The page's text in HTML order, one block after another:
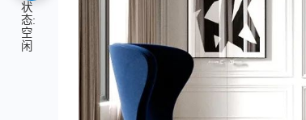
状
态:
空
闲